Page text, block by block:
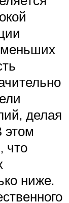
делая
этом
что
ниже.